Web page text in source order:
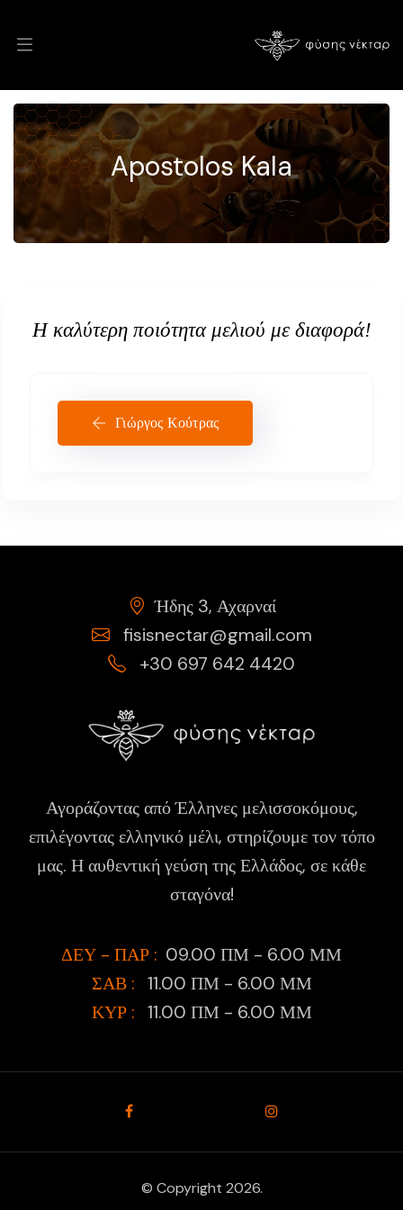
Apostolos Kala
Η καλύτερη ποιότητα μελιού με διαφορά!
Γιώργος Κούτρας
Ήδης 3, Αχαρναί
fisisnectar@gmail.com
+30 697 642 4420
Αγοράζοντας από Έλληνες μελισσοκόμους,
επιλέγοντας ελληνικό μέλι, στηρίζουμε τον τόπο
μας. Η αυθεντική γεύση της Ελλάδος, σε κάθε
σταγόνα!
ΔΕΥ - ΠΑΡ : 09.00 ΠΜ - 6.00 ΜΜ
ΣΑΒ : 11.00 ΠΜ - 6.00 ΜΜ
ΚΥΡ : 11.00 ΠΜ - 6.00 ΜΜ
© Copyright 2026.